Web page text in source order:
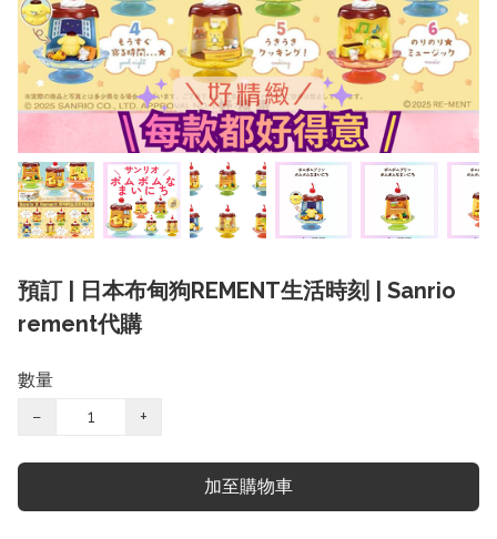
預訂 | 日本布甸狗REMENT生活時刻 | Sanrio
rement代購
數量
−
+
加至購物車